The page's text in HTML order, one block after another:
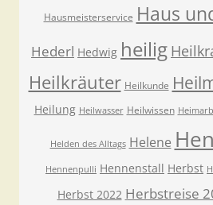
Hausmeisterservice Haus
Hederl Hedwig heilig
Heilkräuter Heilkunde
Heilung Heilwasser Heilwissen
Helden des Alltags Helene
Hennenpulli Hennenstall Herbst
Herbst 2022 Herbstreise